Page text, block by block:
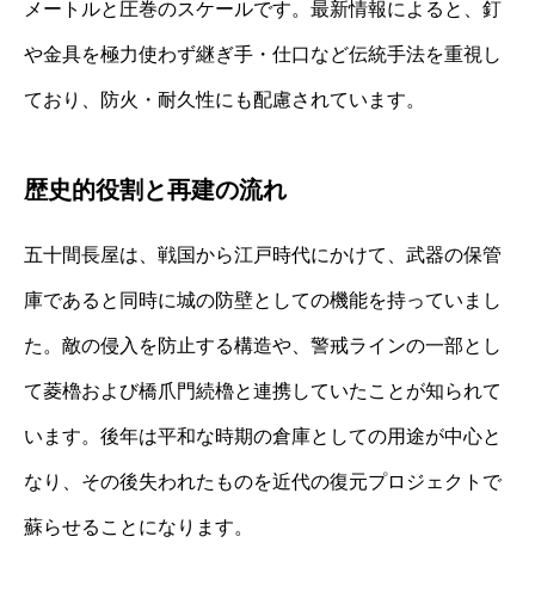
メートルと圧巻のスケールです。最新情報によると、釘
や金具を極力使わず継ぎ手・仕口など伝統手法を重視し
ており、防火・耐久性にも配慮されています。
歴史的役割と再建の流れ
五十間長屋は、戦国から江戸時代にかけて、武器の保管
庫であると同時に城の防壁としての機能を持っていまし
た。敵の侵入を防止する構造や、警戒ラインの一部とし
て菱櫓および橋爪門続櫓と連携していたことが知られて
います。後年は平和な時期の倉庫としての用途が中心と
なり、その後失われたものを近代の復元プロジェクトで
蘇らせることになります。